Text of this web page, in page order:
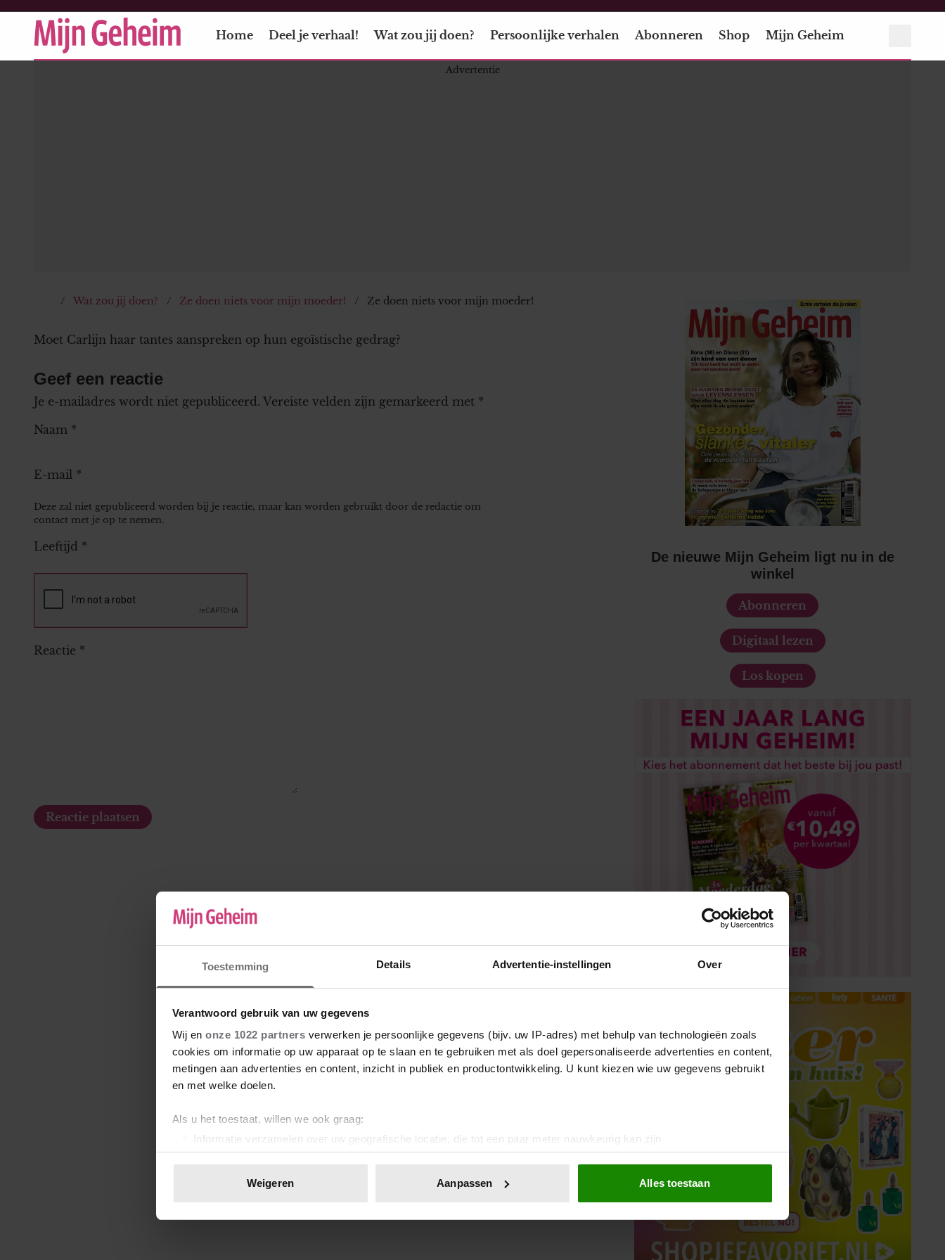
Toestemming Details Advertentie-instellingen Over
Verantwoord gebruik van uw gegevens
Wij en onze 1022 partners verwerken je persoonlijke gegevens (bijv. uw IP-adres) met behulp van technologieën zoals
cookies om informatie op uw apparaat op te slaan en te gebruiken met als doel gepersonaliseerde advertenties en content,
metingen aan advertenties en content, inzicht in publiek en productontwikkeling. U kunt kiezen wie uw gegevens gebruikt
en met welke doelen.
Als u het toestaat, willen we ook graag:
Informatie verzamelen over uw geografische locatie, die tot een paar meter nauwkeurig kan zijn
Uw apparaat identificeren door het actief te scannen op specifieke eigenschappen (fingerprinting)
toestemming op elk moment wijzigen of intrekken in de Cookieverklaring.
We gebruiken cookies om content en advertenties te personaliseren, om functies voor social media te bieden en om ons
websiteverkeer te analyseren. Ook delen we informatie over uw gebruik van onze site met onze partners voor social
Weigeren Aanpassen Alles toestaan
Home Deel je verhaal! Wat zou jij doen? Persoonlijke verhalen Abonneren Shop Mijn Geheim
Wat zou jij doen? Ze doen niets voor mijn moeder! Ze doen niets voor mijn moeder!
Moet Carlijn haar tantes aanspreken op hun egoïstische gedrag?
Geef een reactie
Je e-mailadres wordt niet gepubliceerd. Vereiste velden zijn gemarkeerd met *
Naam *
E-mail *
Deze zal niet gepubliceerd worden bij je reactie, maar kan worden gebruikt door de redactie om
contact met je op te nemen.
Leeftijd *
Reactie *
De nieuwe Mijn Geheim ligt nu in de
winkel
Abonneren
Digitaal lezen
Los kopen